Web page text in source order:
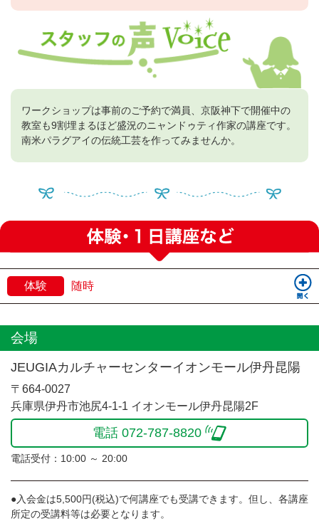
ワークショップは事前のご予約で満員、京阪神下で開催中の
教室も9割埋まるほど盛況のニャンドゥティ作家の講座です。
南米パラグアイの伝統工芸を作ってみませんか。
体験 随時
会場
JEUGIAカルチャーセンターイオンモール伊丹昆陽
〒664-0027
兵庫県伊丹市池尻4-1-1 イオンモール伊丹昆陽2F
電話 072-787-8820
電話受付：10:00 ～ 20:00
●入会金は5,500円(税込)で何講座でも受講できます。但し、各講座
所定の受講料等は必要となります。